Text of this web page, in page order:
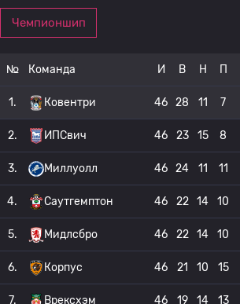
Чемпионшип
№ Команда И В Н П
1. Ковентри 46 28 11 7
2. ИПСвич 46 23 15 8
3. Миллуолл 46 24 11 11
4. Саутгемптон 46 22 14 10
5. Мидлсбро 46 22 14 10
6. Корпус 46 21 10 15
7. Врексхэм 46 19 14 13